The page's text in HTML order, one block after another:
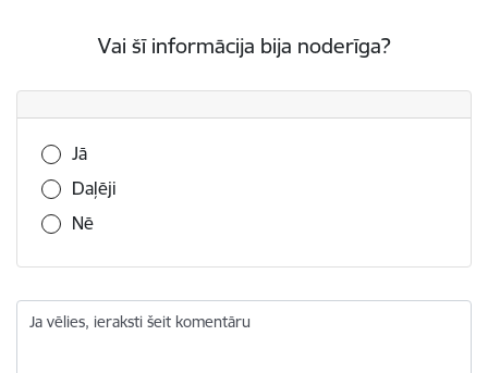
Vai šī informācija bija noderīga?
Vai šī informācija bija noderīga?
Jā
Daļēji
Nē
Ja vēlies, ieraksti šeit komentāru